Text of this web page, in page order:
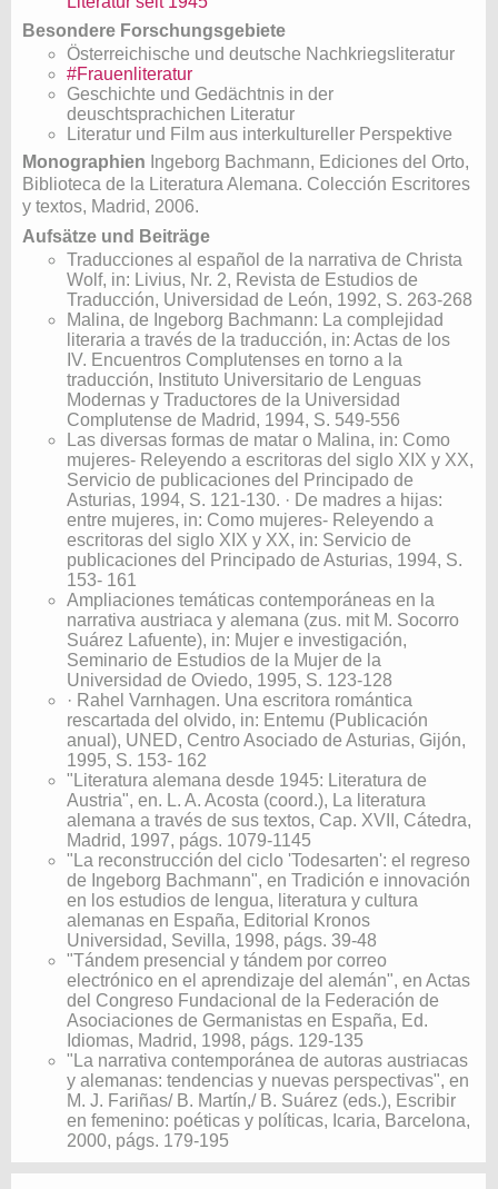
Besondere Forschungsgebiete
Österreichische und deutsche Nachkriegsliteratur
#Frauenliteratur
Geschichte und Gedächtnis in der
deuschtsprachichen Literatur
Literatur und Film aus interkultureller Perspektive
Monographien Ingeborg Bachmann, Ediciones del Orto,
Biblioteca de la Literatura Alemana. Colección Escritores
y textos, Madrid, 2006.
Aufsätze und Beiträge
Traducciones al español de la narrativa de Christa
Wolf, in: Livius, Nr. 2, Revista de Estudios de
Traducción, Universidad de León, 1992, S. 263-268
Malina, de Ingeborg Bachmann: La complejidad
literaria a través de la traducción, in: Actas de los
IV. Encuentros Complutenses en torno a la
traducción, Instituto Universitario de Lenguas
Modernas y Traductores de la Universidad
Complutense de Madrid, 1994, S. 549-556
Las diversas formas de matar o Malina, in: Como
mujeres- Releyendo a escritoras del siglo XIX y XX,
Servicio de publicaciones del Principado de
Asturias, 1994, S. 121-130. · De madres a hijas:
entre mujeres, in: Como mujeres- Releyendo a
escritoras del siglo XIX y XX, in: Servicio de
publicaciones del Principado de Asturias, 1994, S.
153- 161
Ampliaciones temáticas contemporáneas en la
narrativa austriaca y alemana (zus. mit M. Socorro
Suárez Lafuente), in: Mujer e investigación,
Seminario de Estudios de la Mujer de la
Universidad de Oviedo, 1995, S. 123-128
· Rahel Varnhagen. Una escritora romántica
rescartada del olvido, in: Entemu (Publicación
anual), UNED, Centro Asociado de Asturias, Gijón,
1995, S. 153- 162
"Literatura alemana desde 1945: Literatura de
Austria", en. L. A. Acosta (coord.), La literatura
alemana a través de sus textos, Cap. XVII, Cátedra,
Madrid, 1997, págs. 1079-1145
"La reconstrucción del ciclo 'Todesarten': el regreso
de Ingeborg Bachmann", en Tradición e innovación
en los estudios de lengua, literatura y cultura
alemanas en España, Editorial Kronos
Universidad, Sevilla, 1998, págs. 39-48
"Tándem presencial y tándem por correo
electrónico en el aprendizaje del alemán", en Actas
del Congreso Fundacional de la Federación de
Asociaciones de Germanistas en España, Ed.
Idiomas, Madrid, 1998, págs. 129-135
"La narrativa contemporánea de autoras austriacas
y alemanas: tendencias y nuevas perspectivas", en
M. J. Fariñas/ B. Martín,/ B. Suárez (eds.), Escribir
en femenino: poéticas y políticas, Icaria, Barcelona,
2000, págs. 179-195